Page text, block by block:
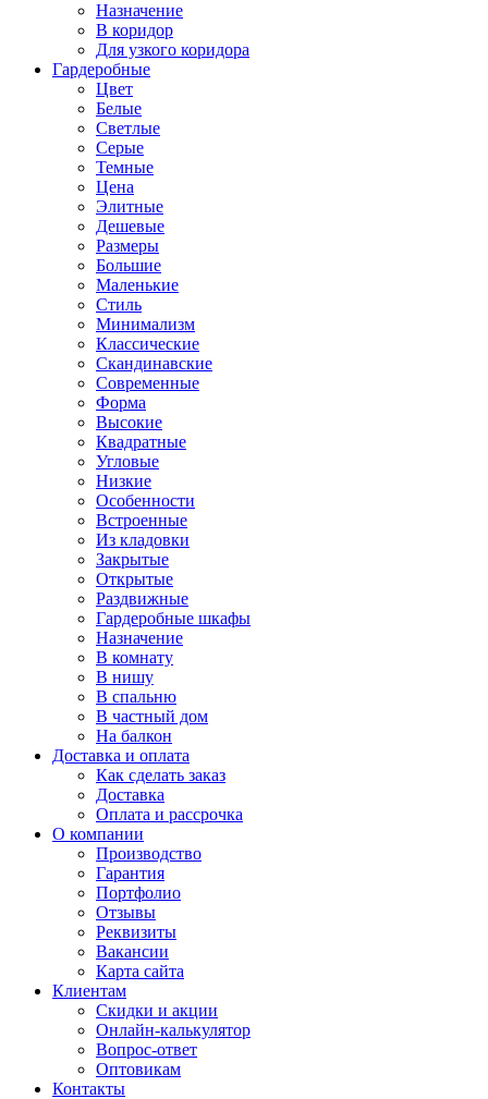
Назначение
В коридор
Для узкого коридора
Гардеробные
Цвет
Белые
Светлые
Серые
Темные
Цена
Элитные
Дешевые
Размеры
Большие
Маленькие
Стиль
Минимализм
Классические
Скандинавские
Современные
Форма
Высокие
Квадратные
Угловые
Низкие
Особенности
Встроенные
Из кладовки
Закрытые
Открытые
Раздвижные
Гардеробные шкафы
Назначение
В комнату
В нишу
В спальню
В частный дом
На балкон
Доставка и оплата
Как сделать заказ
Доставка
Оплата и рассрочка
О компании
Производство
Гарантия
Портфолио
Отзывы
Реквизиты
Вакансии
Карта сайта
Клиентам
Скидки и акции
Онлайн-калькулятор
Вопрос-ответ
Оптовикам
Контакты